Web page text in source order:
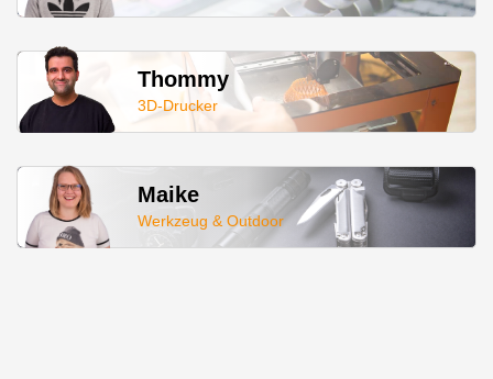
Thommy
3D-Drucker
Maike
Werkzeug & Outdoor